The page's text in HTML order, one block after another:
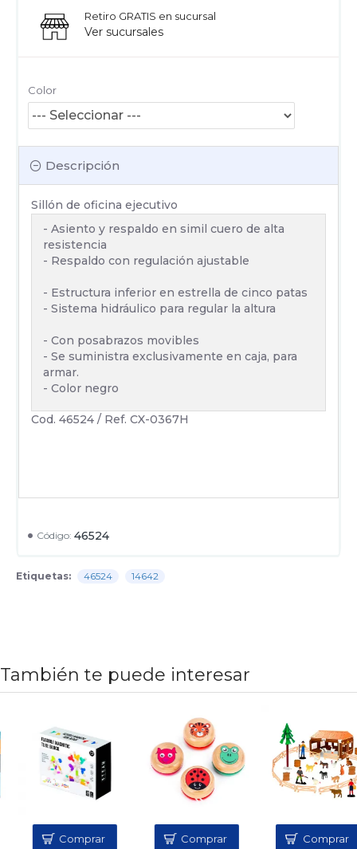
Código: 46524
Color
Descripción
Sillón de oficina ejecutivo
- Asiento y respaldo en simil cuero de alta
resistencia
- Respaldo con regulación ajustable
- Estructura inferior en estrella de cinco patas
- Sistema hidráulico para regular la altura
- Con posabrazos movibles
- Se suministra exclusivamente en caja, para
armar.
- Color negro
Cod. 46524 / Ref. CX-0367H
Retiro GRATIS en sucursal
Ver sucursales
Etiquetas: 46524 14642
También te puede interesar
Comprar Comprar Comprar